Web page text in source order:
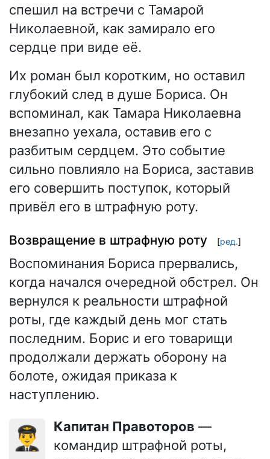
спешил на встречи с Тамарой
Николаевной, как замирало его
сердце при виде её.
Их роман был коротким, но оставил
глубокий след в душе Бориса. Он
вспоминал, как Тамара Николаевна
внезапно уехала, оставив его с
разбитым сердцем. Это событие
сильно повлияло на Бориса, заставив
его совершить поступок, который
привёл его в штрафную роту.
Возвращение в штрафную роту [ред.]
Воспоминания Бориса прервались,
когда начался очередной обстрел. Он
вернулся к реальности штрафной
роты, где каждый день мог стать
последним. Борис и его товарищи
продолжали держать оборону на
болоте, ожидая приказа к
наступлению.
👨‍✈️ Капитан Правоторов —
командир штрафной роты,